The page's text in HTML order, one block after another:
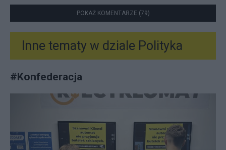
POKAŻ KOMENTARZE (79)
Inne tematy w dziale Polityka
#Konfederacja